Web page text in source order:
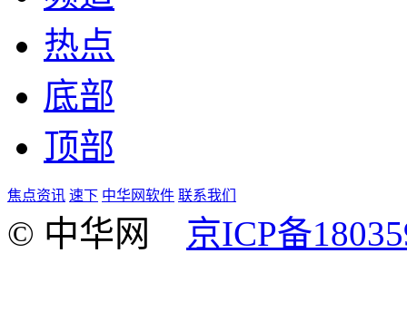
热点
底部
顶部
焦点资讯 速下 中华网软件 联系我们
© 中华网 京ICP备